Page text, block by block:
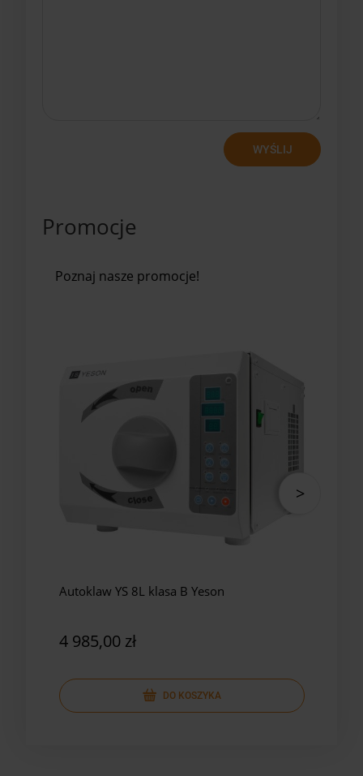
WYŚLIJ
Promocje
Poznaj nasze promocje!
Autoklaw YS 8L klasa B Yeson
4 985,00 zł
DO KOSZYKA